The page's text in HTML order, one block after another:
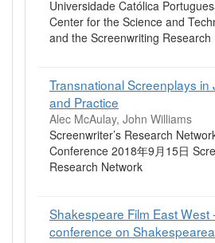
Universidade Católica
Center for the Science and
and the Screenwriting Research
Transnational Screenplays in
and Practice
Alec McAulay, John Williams
Screenwriter’s Research
Conference 2018年9月15日
Research Network
Shakespeare Film East West
conference on